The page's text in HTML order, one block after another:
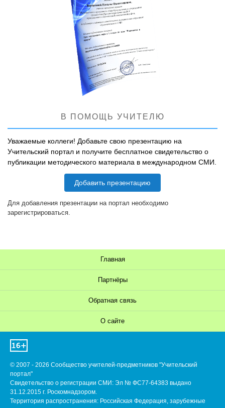
В ПОМОЩЬ УЧИТЕЛЮ
Уважаемые коллеги! Добавьте свою презентацию на
Учительский портал и получите бесплатное свидетельство о
публикации методического материала в международном СМИ.
Добавить презентацию
Для добавления презентации на портал необходимо
зарегистрироваться.
Главная
Партнёры
Обратная связь
О сайте
© 2007 - 2026 Сообщество учителей-предметников "Учительский
портал"
Свидетельство о регистрации СМИ: Эл № ФС77-64383 выдано
31.12.2015 г. Роскомнадзором.
Территория распространения: Российская Федерация, зарубежные